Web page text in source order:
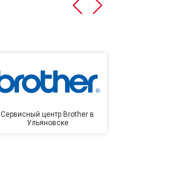
Сервисный центр Brother в
Ульяновске